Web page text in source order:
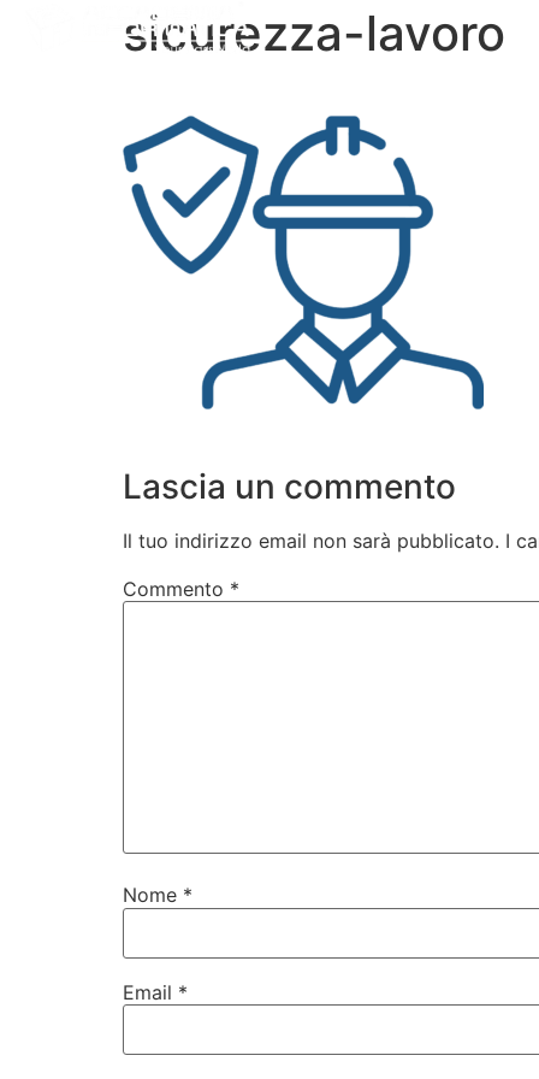
sicurezza-lavoro
Lascia un commento
Il tuo indirizzo email non sarà pubblicato. I
Commento *
Nome *
Email *